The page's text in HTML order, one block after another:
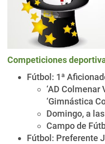
Competiciones
Fútbol: 1ª
‘AD Colmenar
‘Gimnástica
Domingo, a
Campo de
Fútbol: Preferente